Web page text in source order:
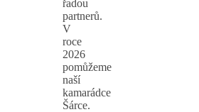
řadou
partnerů.
V
roce
2026
pomůžeme
naší
kamarádce
Šárce.